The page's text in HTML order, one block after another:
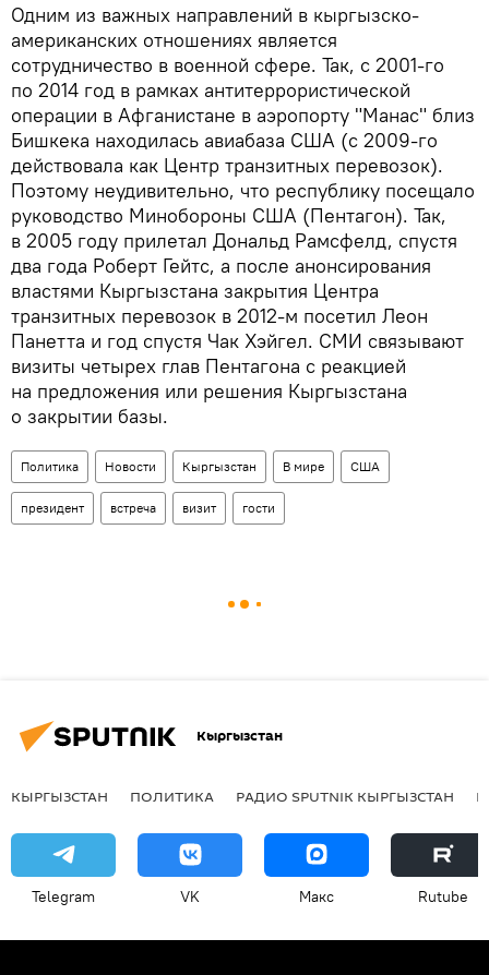
Одним из важных направлений в кыргызско-
американских отношениях является
сотрудничество в военной сфере. Так, с 2001-го
по 2014 год в рамках антитеррористической
операции в Афганистане в аэропорту "Манас" близ
Бишкека находилась авиабаза США (с 2009-го
действовала как Центр транзитных перевозок).
Поэтому неудивительно, что республику посещало
руководство Минобороны США (Пентагон). Так,
в 2005 году прилетал Дональд Рамсфелд, спустя
два года Роберт Гейтс, а после анонсирования
властями Кыргызстана закрытия Центра
транзитных перевозок в 2012-м посетил Леон
Панетта и год спустя Чак Хэйгел. СМИ связывают
визиты четырех глав Пентагона с реакцией
на предложения или решения Кыргызстана
о закрытии базы.
Политика Новости Кыргызстан В мире США
президент встреча визит гости
Кыргызстан
КЫРГЫЗСТАН ПОЛИТИКА РАДИО SPUTNIK КЫРГЫЗСТАН
Telegram VK Макс Rutube